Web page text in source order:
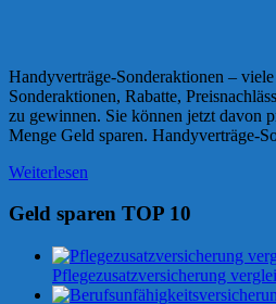
Handyverträge-Sonderaktionen –
Sonderaktionen, Rabatte,
zu gewinnen. Sie können jetzt davon
Menge Geld sparen. Handyverträge-
Weiterlesen
Geld sparen TOP 10
Pflegezusatzversicherung